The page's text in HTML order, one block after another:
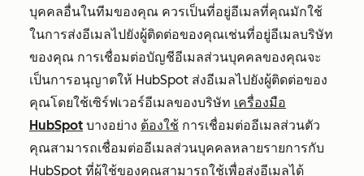
บุคคลอื่นในทีมของคุณ ควรเป็นที่อยู่อีเมลที่คุณมักใช้
ในการส่งอีเมลไปยังผู้ติดต่อของคุณเช่นที่อยู่อีเมลบริษัท
ของคุณ การเชื่อมต่อบัญชีอีเมลส่วนบุคคลของคุณจะ
เป็นการอนุญาตให้ HubSpot ส่งอีเมลไปยังผู้ติดต่อของ
คุณโดยใช้เซิร์ฟเวอร์อีเมลของบริษัท เครื่องมือ
HubSpot บางอย่าง ต้องใช้ การเชื่อมต่ออีเมลส่วนตัว
คุณสามารถเชื่อมต่ออีเมลส่วนบุคคลหลายรายการกับ
HubSpot ที่ผู้ใช้ของคุณสามารถใช้เพื่อส่งอีเมลได้